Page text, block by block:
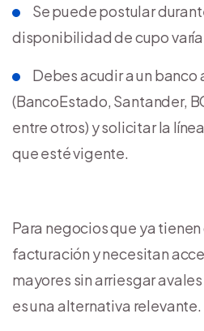
Se puede postular
disponibilidad de cupo
Debes acudir a un
(BancoEstado, Santander,
entre otros) y solicitar la
que esté vigente.
Para negocios que ya
facturación y necesitan
mayores sin arriesgar
es una alternativa relevante.